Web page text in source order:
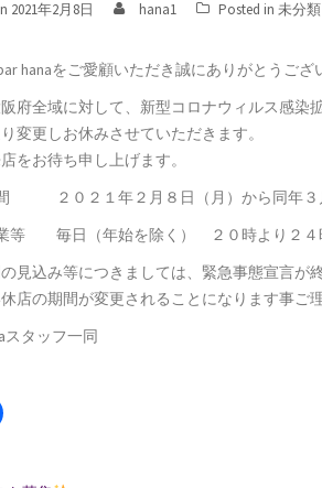
2021年2月8日 hana1 Posted in 未分類
hanaをご愛顧いただき誠にありがとうござ
府全域に対して、新型コロナウィルス感
変更しお休みさせていただきます。
をお待ち申し上げます。
２０２１年２月８日（月）から同年３
等 毎日（年始を除く） ２０時より２４
見込み等につきましては、緊急事態宣言が
店の期間が変更されることになります事ご
スタッフ一同